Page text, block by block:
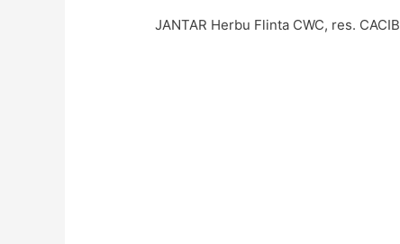
JANTAR Herbu Flinta CWC, res. CACIB